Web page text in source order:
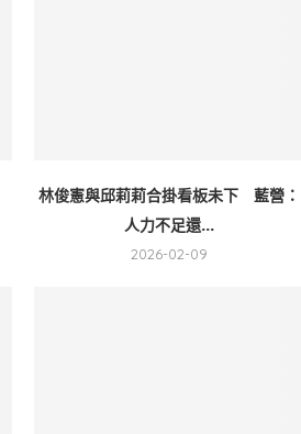
林俊憲與邱莉莉合掛看板未下 藍營：
人力不足還...
2026-02-09